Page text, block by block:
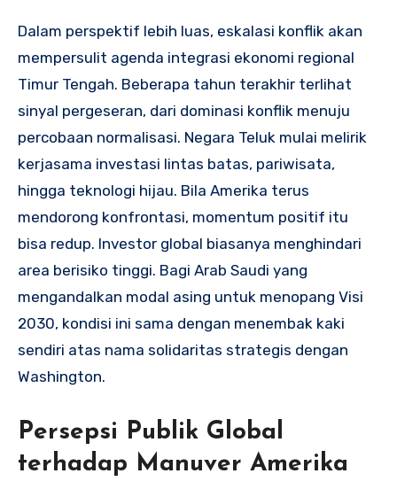
Dalam perspektif lebih luas, eskalasi konflik akan
mempersulit agenda integrasi ekonomi regional
Timur Tengah. Beberapa tahun terakhir terlihat
sinyal pergeseran, dari dominasi konflik menuju
percobaan normalisasi. Negara Teluk mulai melirik
kerjasama investasi lintas batas, pariwisata,
hingga teknologi hijau. Bila Amerika terus
mendorong konfrontasi, momentum positif itu
bisa redup. Investor global biasanya menghindari
area berisiko tinggi. Bagi Arab Saudi yang
mengandalkan modal asing untuk menopang Visi
2030, kondisi ini sama dengan menembak kaki
sendiri atas nama solidaritas strategis dengan
Washington.
Persepsi Publik Global
terhadap Manuver Amerika